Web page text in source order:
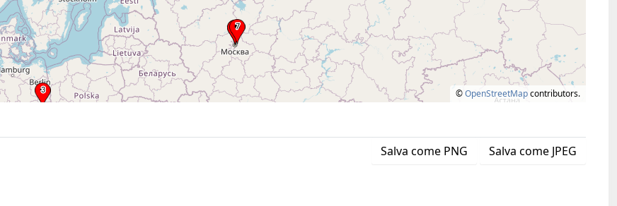
©OpenStreetMapcontributors.
Salva come PNG
Salva come JPEG